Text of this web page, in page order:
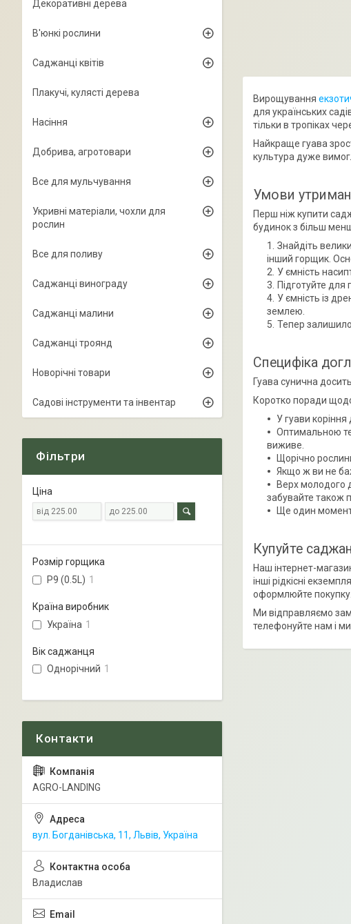
Вирощування
для українських
тільки в тропіках
Найкраще гуава
культура дуже
Умови
Перш ніж купити
будинок з більш
Знайдіть
інший горщик.
У ємність
Підготуйте
У ємність із
землею.
Тепер
Специфіка
Гуава сунична
Коротко поради
У гуави коріння
Оптимальною
виживе.
Щорічно
Якщо ж ви не
Верх молодого
забувайте також
Ще один
Купуйте
Наш інтернет-
інші рідкісні
оформлюйте покупку.
Ми відправляємо
телефонуйте нам і
Декоративні дерева
В'юнкі рослини
Саджанці квітів
Плакучі, кулясті дерева
Насіння
Добрива, агротовари
Все для мульчування
Укривні матеріали, чохли для
рослин
Все для поливу
Саджанці винограду
Саджанці малини
Саджанці троянд
Новорічні товари
Садові інструменти та інвентар
Фільтри
Ціна
Розмір горщика
P9 (0.5L) 1
Країна виробник
Україна 1
Вік саджанця
Однорічний 1
AGRO-LANDING
вул. Богданівська, 11, Львів, Україна
Владислав